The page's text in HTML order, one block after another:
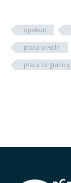
opiekun
praca w Köln
praca za granicą